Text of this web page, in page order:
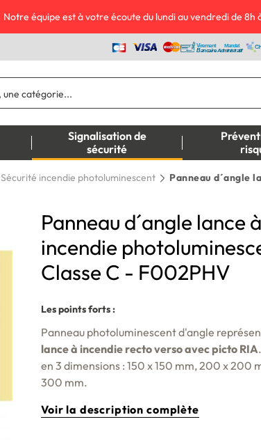
Notre équipe est à votre écoute du lundi au vendredi de 8h
Signalisation de
sécurité
Sécurité incendie photoluminescent Panneau d´angle
Panneau d´angle lance à
incendie
Classe C - F002PHV
Les points forts :
Panneau photoluminescent d'angle
lance à incendie recto verso avec picto RIA
en 3 dimensions : 150 x 150 mm, 200 x 200
300 mm.
Voir la description complète